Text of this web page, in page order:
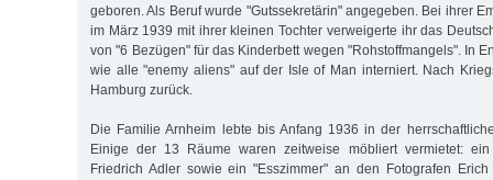
geboren. Als Beruf wurde "Gutssekretärin" angegeben. Bei ihrer
im März 1939 mit ihrer kleinen Tochter verweigerte ihr das
von "6 Bezügen" für das Kinderbett wegen "Rohstoffmangels". In
wie alle "enemy aliens" auf der Isle of Man interniert. Nach
Hamburg zurück.
Die Familie Arnheim lebte bis Anfang 1936 in der
Einige der 13 Räume waren zeitweise möbliert vermietet:
Friedrich Adler sowie ein "Esszimmer" an den Fotografen